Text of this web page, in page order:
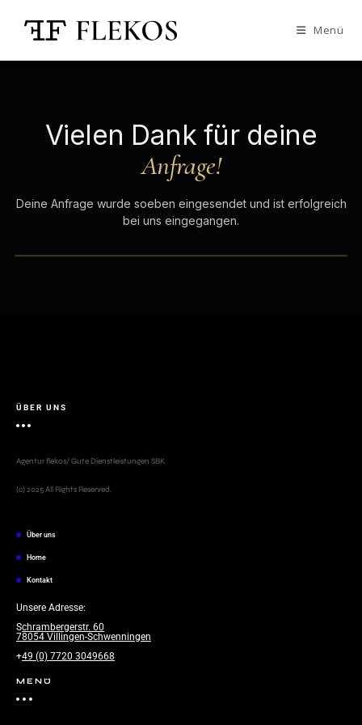
Menü
Vielen Dank für deine
Anfrage!
Deine Anfrage wurde soeben eingesendet und ist erfolgreich
bei uns eingegangen.
ÜBER UNS
Agentur flekos/ Gute Dienstleistungen SBK
(c) 2025 All Rights Reserved.
Über uns
Home
Kontakt
Unsere Adresse:
Schrambergerstr. 60
78054 Villingen-Schwenningen
+49 (0) 7720 3049668
MENÜ